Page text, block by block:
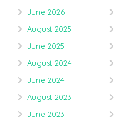
June 2026
August 2025
June 2025
August 2024
June 2024
August 2023
June 2023